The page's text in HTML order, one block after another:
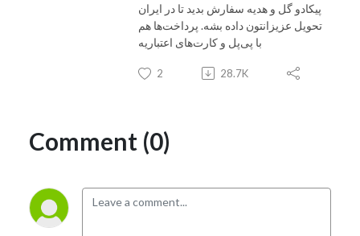
پیکادو گل و هدیه سفارش بدید تا در ایران
تحویل عزیزانتون داده بشه. پرداخت‌ها هم
2 28.7K
Comment (0)